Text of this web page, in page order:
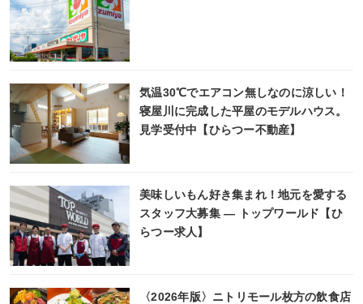
気温30℃でエアコン無しなのに涼しい！
寝屋川に完成した平屋のモデルハウス。
見学受付中【ひらつー不動産】
美味しいもん好き集まれ！地元を愛する
スタッフ大募集 ― トップワールド【ひ
らつー求人】
〈2026年版〉ニトリモール枚方の飲食店